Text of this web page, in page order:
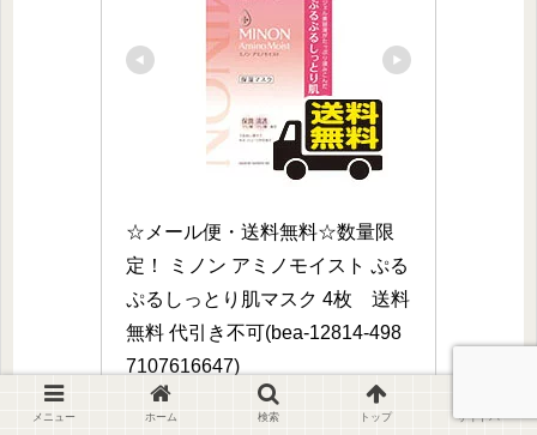
☆メール便・送料無料☆数量限
定！ ミノン アミノモイスト ぷる
ぷるしっとり肌マスク 4枚　送料
無料 代引き不可(bea-12814-498
7107616647)
メニュー ホーム 検索 トップ サイドバー